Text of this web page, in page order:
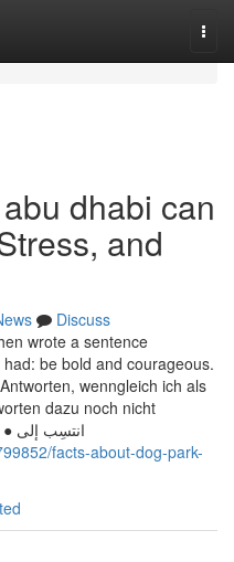
dhabi can
and
Discuss
wrote a sentence
be bold and courageous.
wenngleich ich als
dazu noch nicht
gefunden habe oder zu blöd frage. ● انتسِب إلى
facts-about-dog-park-